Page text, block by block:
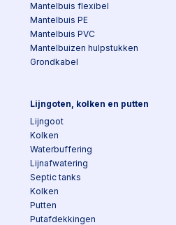
Mantelbuis flexibel
Mantelbuis PE
Mantelbuis PVC
Mantelbuizen hulpstukken
Grondkabel
Lijngoten, kolken en putten
Lijngoot
Kolken
Waterbuffering
Lijnafwatering
Septic tanks
Kolken
Putten
Putafdekkingen